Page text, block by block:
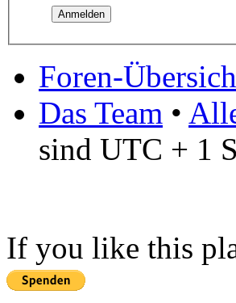
Foren-
Das Team •
sind UTC + 1
If you like this